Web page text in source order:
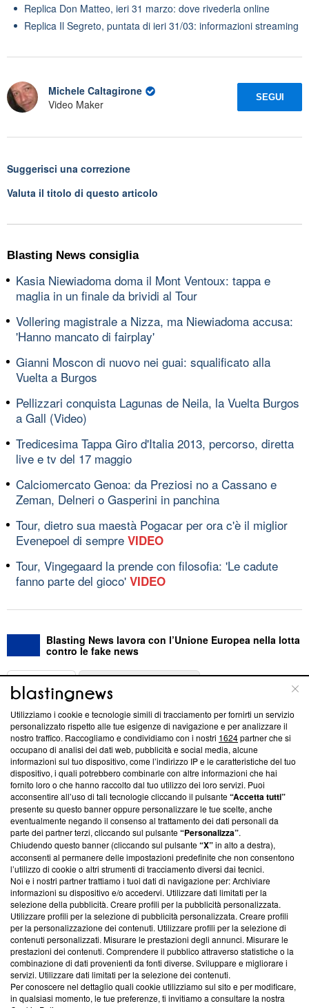
Replica Don Matteo, ieri 31 marzo: dove rivederla online
Replica Il Segreto, puntata di ieri 31/03: informazioni streaming
Michele Caltagirone
Video Maker
SEGUI
Suggerisci una correzione
Valuta il titolo di questo articolo
Blasting News consiglia
Kasia Niewiadoma doma il Mont Ventoux: tappa e
maglia in un finale da brividi al Tour
Vollering magistrale a Nizza, ma Niewiadoma accusa:
'Hanno mancato di fairplay'
Gianni Moscon di nuovo nei guai: squalificato alla
Vuelta a Burgos
Pellizzari conquista Lagunas de Neila, la Vuelta Burgos
a Gall (Video)
Tredicesima Tappa Giro d'Italia 2013, percorso, diretta
live e tv del 17 maggio
Calciomercato Genoa: da Preziosi no a Cassano e
Zeman, Delneri o Gasperini in panchina
Tour, dietro sua maestà Pogacar per ora c'è il miglior
Evenepoel di sempre VIDEO
Tour, Vingegaard la prende con filosofia: 'Le cadute
fanno parte del gioco' VIDEO
Blasting News lavora con l’Unione Europea nella lotta
contro le fake news
ABOUT
Questa sezione offre informazioni trasparenti su Blasting
News, sui nostri processi editoriali e su come ci impegniamo a
creare news di qualità. Inoltre, afferma la nostra aderenza a
‘Trust Project - News with Integrity’Blasting News non è
ancora membro del programma, ma ha richiesto di farne
parte; Trust Project non ha ancora effettuato una verifica di
conformità agli standard.
Su di noi
Team editoriale
Corporate
Redazione
Informativa Privacy
Cookie Policy
Blasting SA, IDI CHE-247.845.224, Via Carlo Frasca, 3 - 6900
Lugano (Svizzera) Tel:+39 0690258937
Utilizziamo i cookie e tecnologie simili di tracciamento per fornirti un servizio
personalizzato rispetto alle tue esigenze di navigazione e per analizzare il
nostro traffico. Raccogliamo e condividiamo con i nostri 1624partner che si
occupano di analisi dei dati web, pubblicità e social media, alcune
informazioni sul tuo dispositivo, come l’indirizzo IP e le caratteristiche del tuo
dispositivo, i quali potrebbero combinarle con altre informazioni che hai
fornito loro o che hanno raccolto dal tuo utilizzo dei loro servizi. Puoi
acconsentire all’uso di tali tecnologie cliccando il pulsante“Accetta tutti”
presente su questo banner oppure personalizzare le tue scelte, anche
eventualmente negando il consenso al trattamento dei dati personali da
parte dei partner terzi, cliccando sul pulsante“Personalizza”.
Chiudendo questo banner (cliccando sul pulsante“X”in alto a destra),
acconsenti al permanere delle impostazioni predefinite che non consentono
l’utilizzo di cookie o altri strumenti di tracciamento diversi dai tecnici.
Noi e i nostri partner trattiamo i tuoi dati di navigazione per: Archiviare
informazioni su dispositivo e/o accedervi. Utilizzare dati limitati per la
selezione della pubblicità. Creare profili per la pubblicità personalizzata.
Utilizzare profili per la selezione di pubblicità personalizzata. Creare profili
per la personalizzazione dei contenuti. Utilizzare profili per la selezione di
contenuti personalizzati. Misurare le prestazioni degli annunci. Misurare le
prestazioni dei contenuti. Comprendere il pubblico attraverso statistiche o la
combinazione di dati provenienti da fonti diverse. Sviluppare e migliorare i
servizi. Utilizzare dati limitati per la selezione dei contenuti.
Per conoscere nel dettaglio quali cookie utilizziamo sul sito e per modificare,
in qualsiasi momento, le tue preferenze, ti invitiamo a consultare la nostra